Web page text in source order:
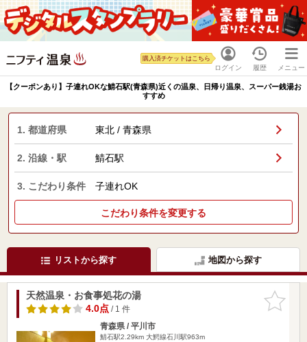
ログイン
購入済チケットはこちら
履歴 メニュー
【クーポンあり】子連れOKな鯖石駅(青森県)近くの温泉、日帰り温泉、スーパー銭湯お
すすめ
1. 都道府県 東北 / 青森県
2. 沿線・駅 鯖石駅
3. こだわり条件 子連れOK
こだわり条件を変更する
リストから探す 地図から探す
お気に入
りに追加
天然温泉・お食事処花の湯
4.0点/ 1 件
青森県 / 平川市
鯖石駅2.29km 大鰐線石川駅963m